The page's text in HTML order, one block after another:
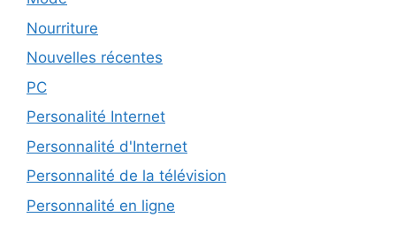
Nourriture
Nouvelles récentes
PC
Personalité Internet
Personnalité d'Internet
Personnalité de la télévision
Personnalité en ligne